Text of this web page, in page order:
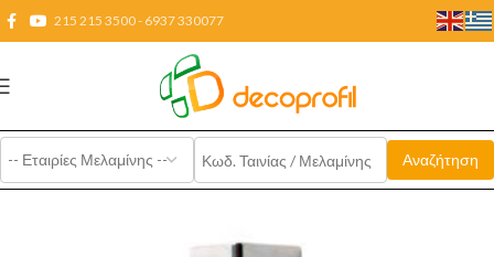
215 215 3500 - 6937 330077